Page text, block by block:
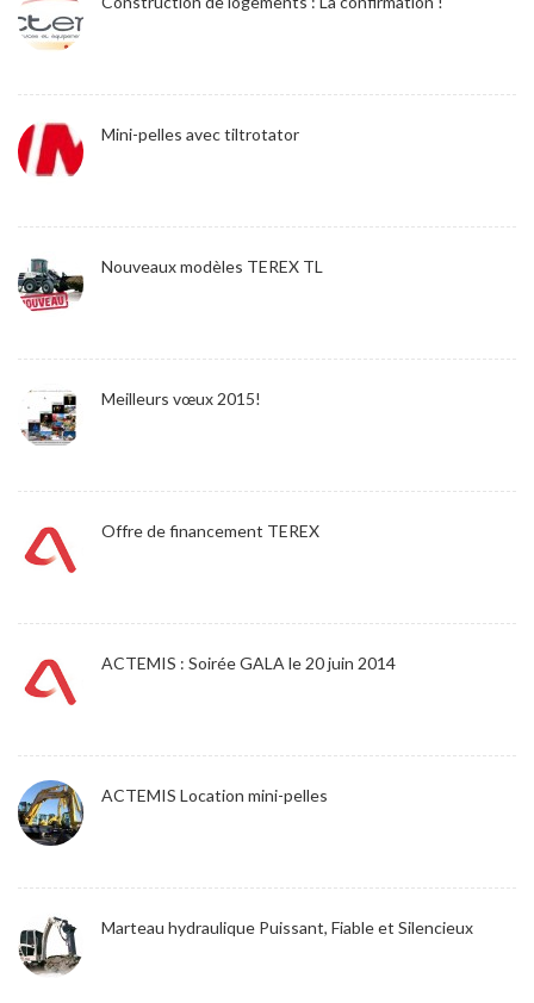
Mini-pelles avec tiltrotator
Nouveaux modèles TEREX TL
Meilleurs vœux 2015!
Offre de financement TEREX
ACTEMIS : Soirée GALA le 20 juin 2014
ACTEMIS Location mini-pelles
Marteau hydraulique Puissant, Fiable et Silencieux